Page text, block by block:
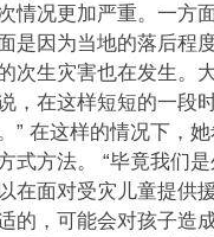
情况更加严重。一方
是因为当地的落后程
次生灾害也在发生。
，在这样短短的一段
” 在这样的情况下，
式方法。 “毕竟我们
在面对受灾儿童提供
的，可能会对孩子造